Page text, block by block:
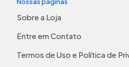
Sobre a Loja
Entre em Contato
Termos de Uso e Política de